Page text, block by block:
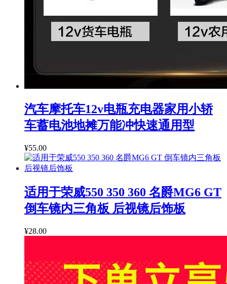
汽车摩托车12v电瓶充电器家用小轿
车蓄电池地摊万能冲快速通用型
¥55.00
适用于荣威550 350 360 名爵MG6 GT
倒车镜内三角板 后视镜后饰板
¥28.00